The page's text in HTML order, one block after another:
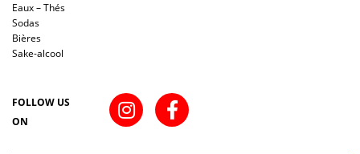
Eaux – Thés
Sodas
Bières
Sake-alcool
FOLLOW US
ON